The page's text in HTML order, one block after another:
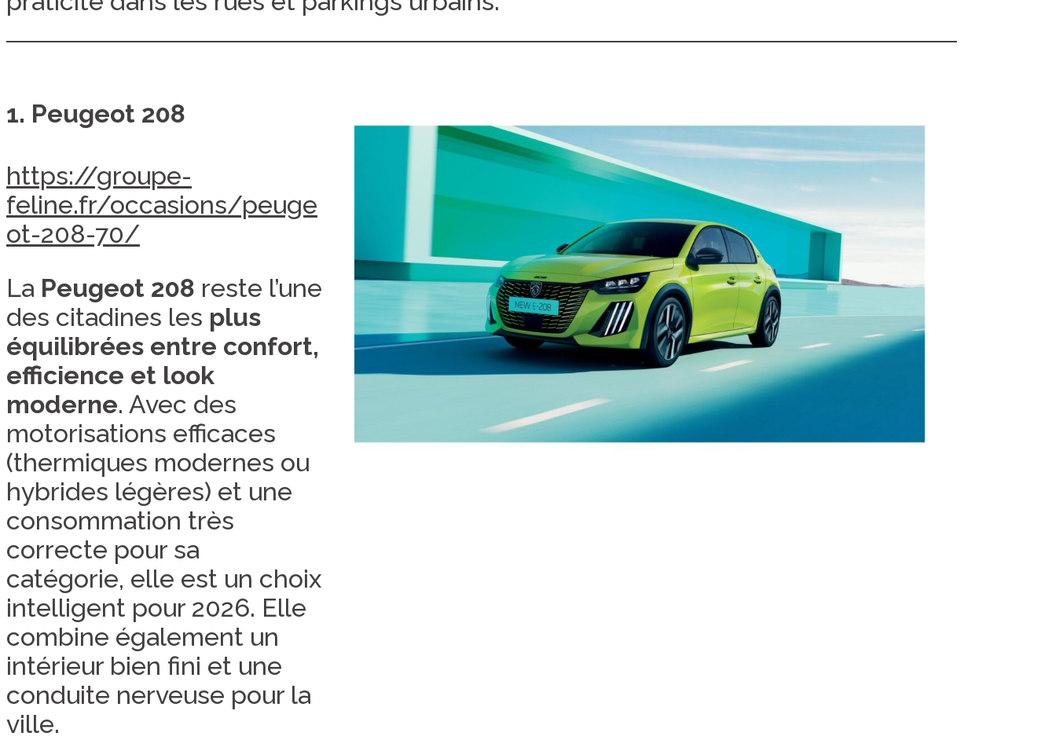
1. Peugeot 208
https://groupe-
feline.fr/occasions/peuge
ot-208-70/
La Peugeot 208 reste l’une
des citadines les plus
équilibrées entre confort,
efficience et look
moderne. Avec des
motorisations efficaces
(thermiques modernes ou
hybrides légères) et une
consommation très
correcte pour sa
catégorie, elle est un choix
intelligent pour 2026. Elle
combine également un
intérieur bien fini et une
conduite nerveuse pour la
ville.